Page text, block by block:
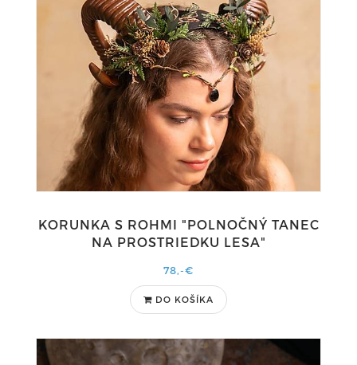
KORUNKA S ROHMI "POLNOČNÝ TANEC
NA PROSTRIEDKU LESA"
78,-€
DO KOŠÍKA